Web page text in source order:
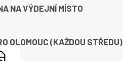
NA VÝDEJNÍ MÍSTO
OLOMOUC (KAŽDOU STŘEDU)